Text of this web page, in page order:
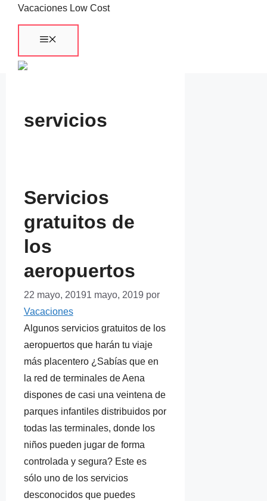
Saltar
contenido
Vacaciones Low Cost
servicios
Servicios
gratuitos de
los
aeropuertos
22 mayo, 20191 mayo, 2019 por
Vacaciones
Algunos servicios gratuitos de los
aeropuertos que harán tu viaje
más placentero ¿Sabías que en
la red de terminales de Aena
dispones de casi una veintena de
parques infantiles distribuidos por
todas las terminales, donde los
niños pueden jugar de forma
controlada y segura? Este es
sólo uno de los servicios
desconocidos que puedes